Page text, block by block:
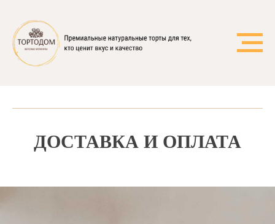
ДОСТАВКА И ОПЛАТА